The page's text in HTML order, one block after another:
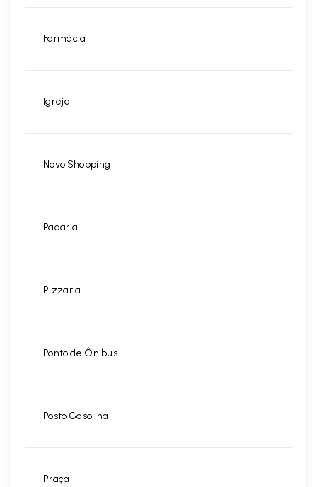
Farmácia
Igreja
Novo Shopping
Padaria
Pizzaria
Ponto de Ônibus
Posto Gasolina
Praça